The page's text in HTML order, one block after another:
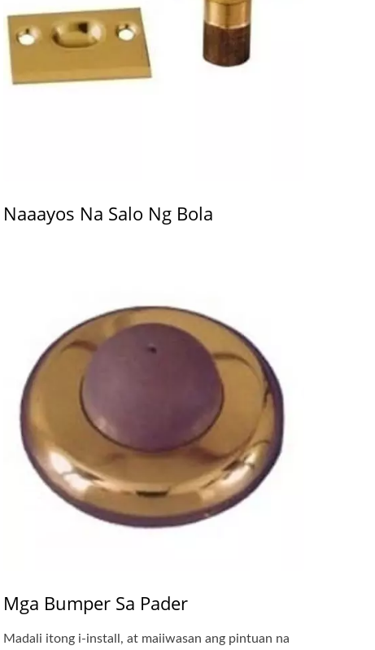
Naaayos Na Salo Ng Bola
Mga Bumper Sa Pader
Madali itong i-install, at maiiwasan ang pintuan na